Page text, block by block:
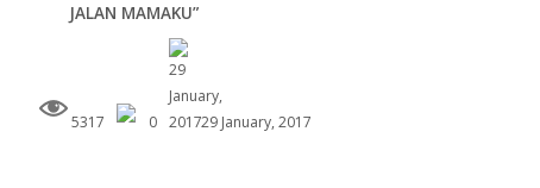
JALAN MAMAKU”
5317 0 29 January, 2017